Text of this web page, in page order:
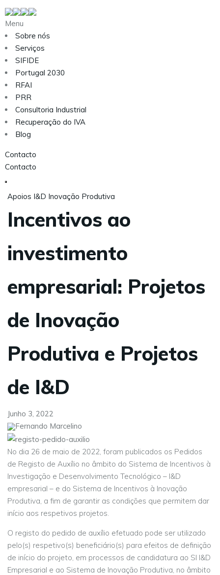
Menu
Sobre nós
Serviços
SIFIDE
Portugal 2030
RFAI
PRR
Consultoria Industrial
Recuperação do IVA
Blog
Contacto
Contacto
Apoios I&D Inovação Produtiva
Incentivos ao
investimento
empresarial: Projetos
de Inovação
Produtiva e Projetos
de I&D
Junho 3, 2022
Fernando Marcelino
No dia 26 de maio de 2022, foram publicados os Pedidos
de Registo de Auxílio no âmbito do Sistema de Incentivos à
Investigação e Desenvolvimento Tecnológico – I&D
empresarial – e do Sistema de Incentivos à Inovação
Produtiva, a fim de garantir as condições que permitem dar
início aos respetivos projetos.
O registo do pedido de auxílio efetuado pode ser utilizado
pelo(s) respetivo(s) beneficiário(s) para efeitos de definição
de início do projeto, em processos de candidatura ao SI I&D
Empresarial e ao Sistema de Inovação Produtiva, no âmbito